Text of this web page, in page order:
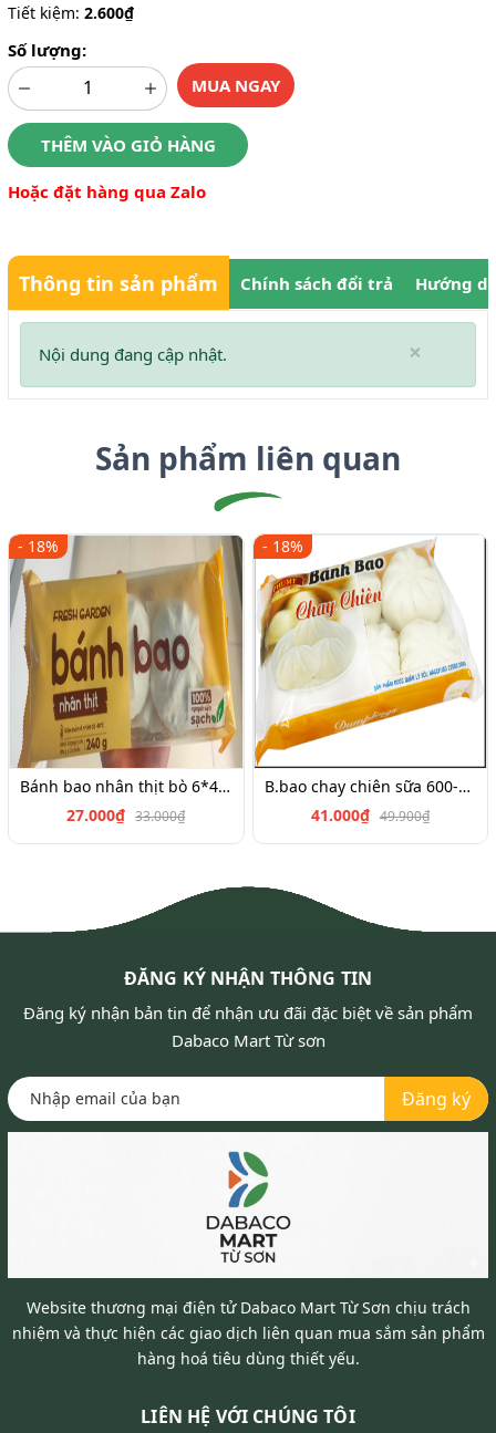
Tiết kiệm: 2.600₫
Số lượng:
MUA NGAY
THÊM VÀO GIỎ HÀNG
Hoặc đặt hàng qua Zalo
Thông tin sản phẩm Chính sách đổi trả Hướng
×
Nội dung đang cập nhật.
Sản phẩm liên quan
- 18%
Bánh bao nhân thịt bò 6*45g
27.000₫ 33.000₫
- 18%
B.bao chay chiên sữa 600-700g
41.000₫ 49.900₫
ĐĂNG KÝ NHẬN THÔNG TIN
Đăng ký nhận bản tin để nhận ưu đãi đặc biệt về sản phẩm
Dabaco Mart Từ sơn
Đăng ký
Website thương mại điện tử Dabaco Mart Từ Sơn chịu trách
nhiệm và thực hiện các giao dịch liên quan mua sắm sản phẩm
hàng hoá tiêu dùng thiết yếu.
LIÊN HỆ VỚI CHÚNG TÔI